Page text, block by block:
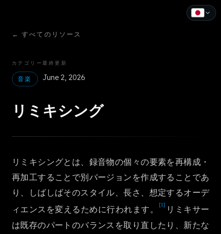
← すべてのリソース
カテゴリー
音楽
最終更新
June 2, 2026
リミキシング
リミキシングとは、録音物の個々の要素を再構成・
再加工することで別バージョンを作成することであ
り、しばしばそのスタイル、長さ、想定するオーデ
ィエンスを変えるために行われます。
[1] リミキサー
は既存のパートのバランスを取り直したり、新たな
Русский
日本語
한국어